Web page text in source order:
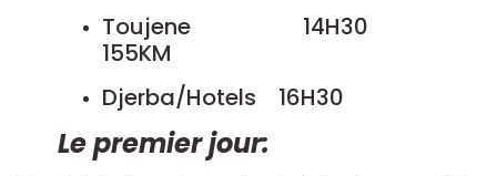
Toujene 14H30
155KM
Djerba/Hotels 16H30
Le premier jour: